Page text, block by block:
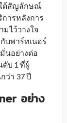
ต้สัญลักษณ์
การหลังการ
ไว้วางใจ
บพาร์ทเนอร์
นอย่างต่อ
ดับ 1 ที่ผู้
ว่า 37 ปี
อย่าง